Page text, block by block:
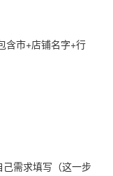
含市+店铺名字+行
己需求填写（这一步